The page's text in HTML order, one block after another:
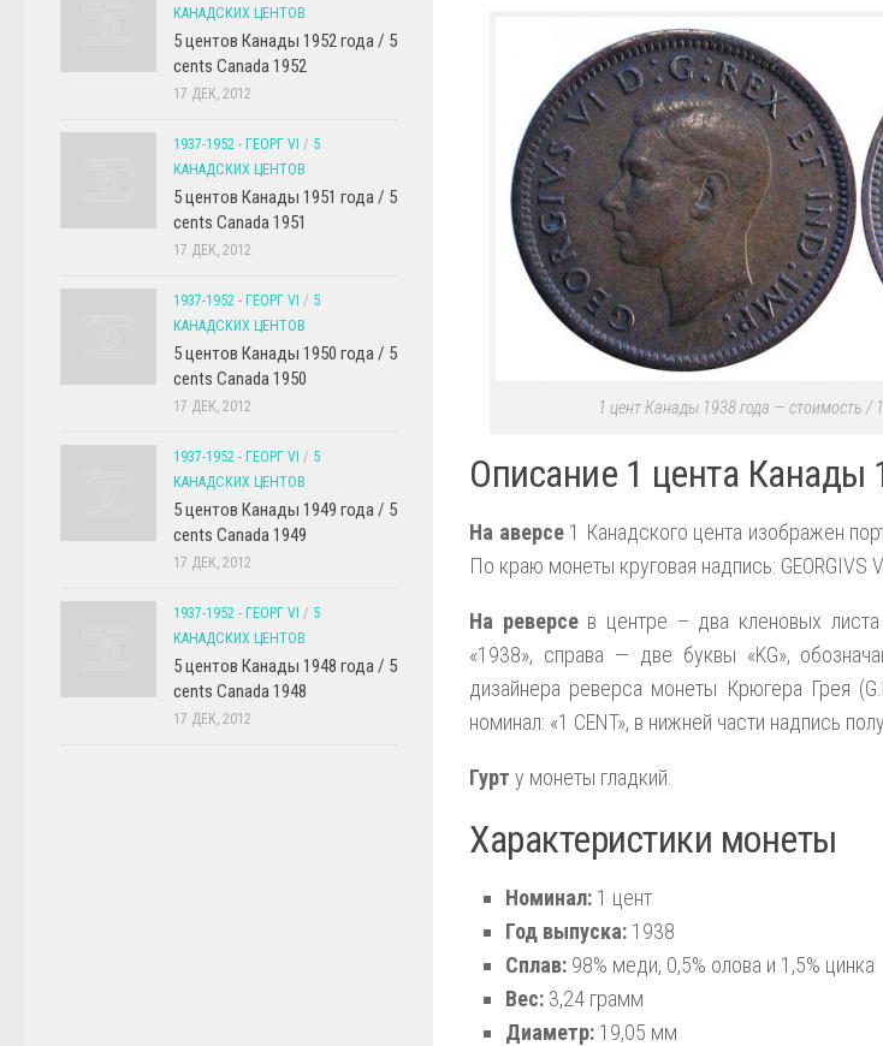
1 цент Канады 1938 года — стоимость /
Описание 1 цента Канады
На аверсе1 Канадского цента изображен
По краю монеты круговая надпись: GEORGIVS
На реверсев центре – два кленовых
«1938», справа — две буквы «KG»,
дизайнера реверса монеты Крюгера Грея
номинал: «1 CENT», в нижней части надпись
Гурт у монеты гладкий.
Характеристики монеты
Номинал: 1 цент
Год выпуска: 1938
Сплав: 98% меди, 0,5% олова и 1,5% цинка
Вес: 3,24 грамм
Диаметр: 19,05 мм
КАНАДСКИХ ЦЕНТОВ
5 центов Канады 1952 года / 5
cents Canada 1952
17 ДЕК, 2012
1937-1952 - ГЕОРГ VI / 5
КАНАДСКИХ ЦЕНТОВ
5 центов Канады 1951 года / 5
cents Canada 1951
17 ДЕК, 2012
1937-1952 - ГЕОРГ VI / 5
КАНАДСКИХ ЦЕНТОВ
5 центов Канады 1950 года / 5
cents Canada 1950
17 ДЕК, 2012
1937-1952 - ГЕОРГ VI / 5
КАНАДСКИХ ЦЕНТОВ
5 центов Канады 1949 года / 5
cents Canada 1949
17 ДЕК, 2012
1937-1952 - ГЕОРГ VI / 5
КАНАДСКИХ ЦЕНТОВ
5 центов Канады 1948 года / 5
cents Canada 1948
17 ДЕК, 2012